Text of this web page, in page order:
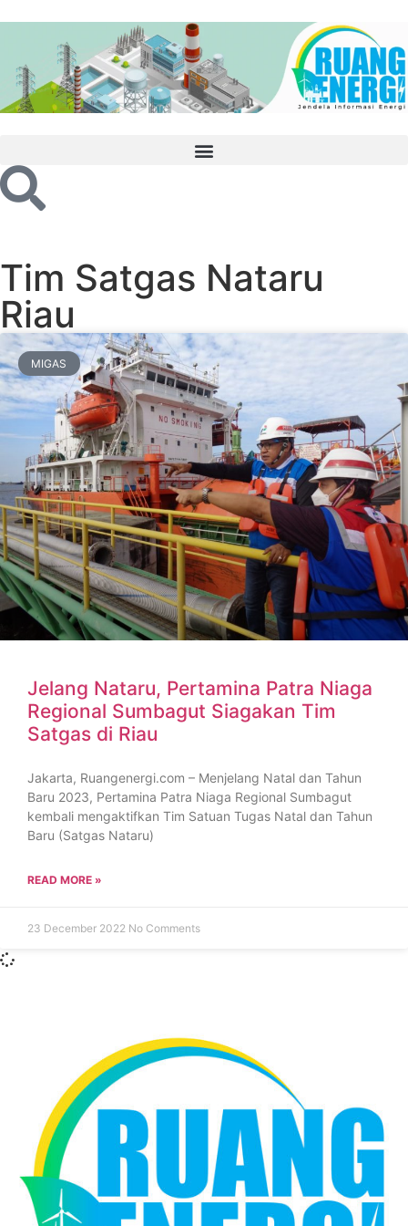
Tim Satgas Nataru
Riau
MIGAS
Jelang Nataru, Pertamina Patra Niaga
Regional Sumbagut Siagakan Tim
Satgas di Riau
Jakarta, Ruangenergi.com – Menjelang Natal dan Tahun
Baru 2023, Pertamina Patra Niaga Regional Sumbagut
kembali mengaktifkan Tim Satuan Tugas Natal dan Tahun
Baru (Satgas Nataru)
READ MORE »
23 December 2022 No Comments